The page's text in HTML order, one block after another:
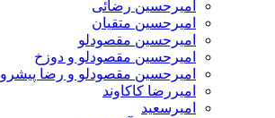
امیرحسین رضائی
امیرحسین متقیان
امیرحسین مقصودلو
امیرحسین مقصودلو و دوزخ
امیرحسین مقصودلو و رضا پیشرو
امیررضا کاکاوند
امیرسعید